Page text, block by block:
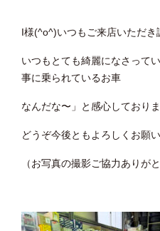
I様(^o^)いつもご来店いただ
いつもとても綺麗になさって
事に乗られているお車
なんだな〜」と感心しており
どうぞ今後ともよろしくお願
（お写真の撮影ご協力ありが